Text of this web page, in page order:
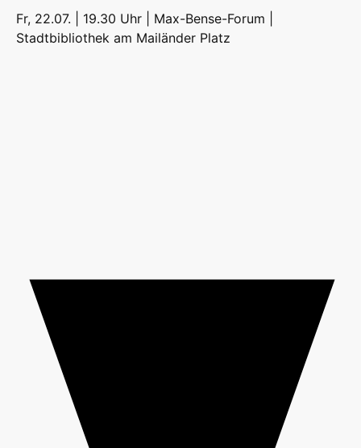
Fr, 22.07. | 19.30 Uhr | Max-Bense-Forum |
Stadtbibliothek am Mailänder Platz